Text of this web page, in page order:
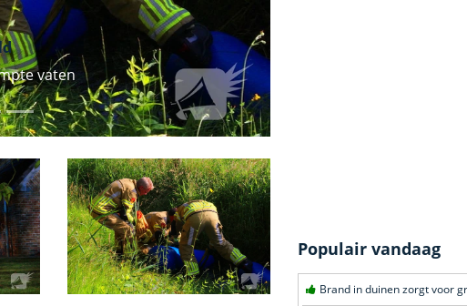
vaten
Populair vandaag